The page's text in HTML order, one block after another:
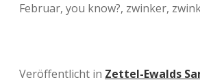
Februar, you know?, zwinker,
Veröffentlicht in Zettel-Ewalds